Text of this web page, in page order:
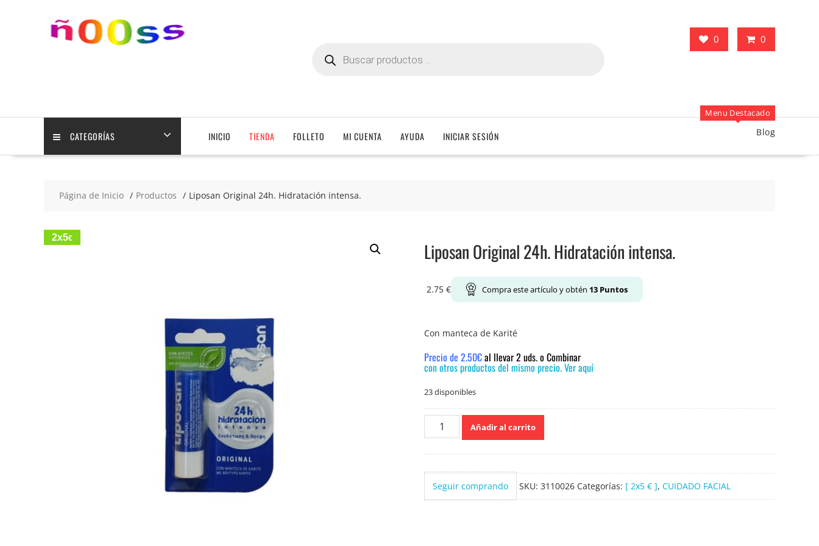
0 0
productos
CATEGORÍAS INICIO TIENDA FOLLETO MI CUENTA AYUDA INICIAR SESIÓN
Menu Destacado
Blog
Página de Inicio Productos Liposan Original 24h. Hidratación intensa.
2x5€
Liposan Original 24h. Hidratación intensa.
2.75 € Compra este artículo y obtén 13 Puntos
Con manteca de Karité
Precio de 2.50€al llevar 2 uds. o Combinar
con otros productos del mismo precio. Ver aquí
23 disponibles
Liposan
intensa.
cantidad
Añadir al carrito
Seguir comprando SKU: 3110026 Categorías: [ 2x5 € ], CUIDADO FACIAL